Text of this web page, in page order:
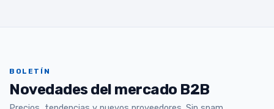
BOLETÍN
Novedades del mercado B2B